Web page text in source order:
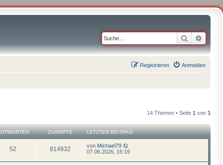
Suche
Anmelden
Registrieren
14 Themen • Seite 1 von 1
ZUGRIFFE LETZTER BEITRAG
52 814932 von Michael79
07.06.2026, 16:19